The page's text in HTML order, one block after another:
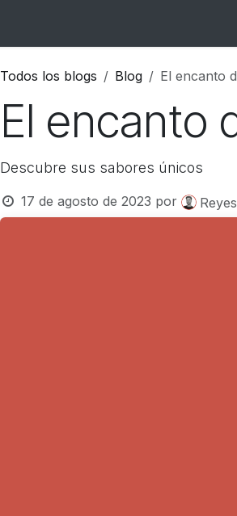
Todos los blogs Blog El encanto
El encanto
Descubre sus sabores únicos
17 de agosto de 2023 por